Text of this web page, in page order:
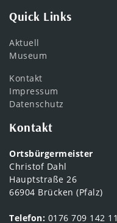
Quick Links
Aktuell
Museum
Kontakt
Impressum
Datenschutz
Kontakt
Ortsbürgermeister
Christof Dahl
Hauptstraße 26
66904 Brücken (Pfalz)
Telefon: 0176 709 142 11